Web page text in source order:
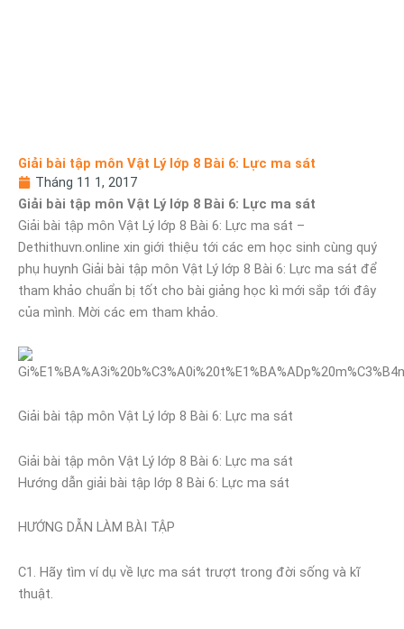
Giải bài tập môn Vật Lý lớp 8 Bài 6: Lực ma sát
Tháng 11 1, 2017
Giải bài tập môn Vật Lý lớp 8 Bài 6: Lực ma sát
Giải bài tập môn Vật Lý lớp 8 Bài 6: Lực ma sát –
Dethithuvn.online xin giới thiệu tới các em học sinh cùng quý
phụ huynh Giải bài tập môn Vật Lý lớp 8 Bài 6: Lực ma sát để
tham khảo chuẩn bị tốt cho bài giảng học kì mới sắp tới đây
của mình. Mời các em tham khảo.
Giải bài tập môn Vật Lý lớp 8 Bài 6: Lực ma sát
Giải bài tập môn Vật Lý lớp 8 Bài 6: Lực ma sát
Hướng dẫn giải bài tập lớp 8 Bài 6: Lực ma sát
HƯỚNG DẪN LÀM BÀI TẬP
C1. Hãy tìm ví dụ về lực ma sát trượt trong đời sống và kĩ
thuật.